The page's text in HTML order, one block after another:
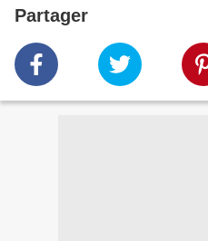
Partager